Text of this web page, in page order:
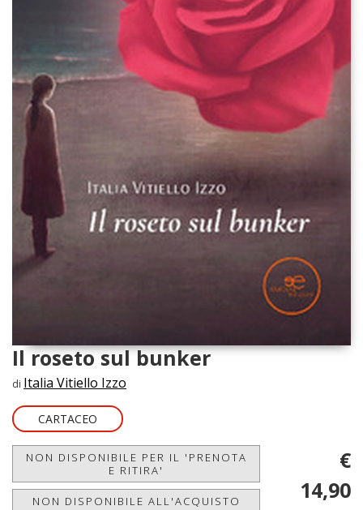
Il roseto sul bunker
di Italia Vitiello Izzo
CARTACEO
NON DISPONIBILE PER IL 'PRENOTA
E RITIRA'
NON DISPONIBILE ALL'ACQUISTO
€
14,90